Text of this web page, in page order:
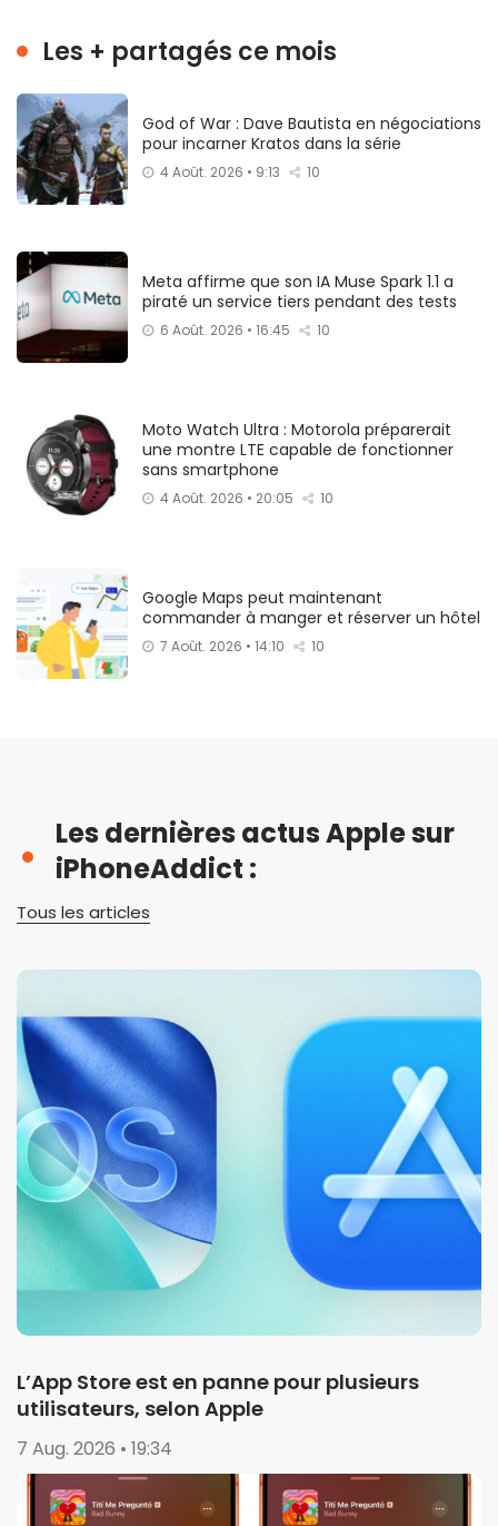
Les + partagés ce mois
God of War : Dave Bautista en négociations
pour incarner Kratos dans la série
4 Août. 2026 • 9:13 10
Meta affirme que son IA Muse Spark 1.1 a
piraté un service tiers pendant des tests
6 Août. 2026 • 16:45 10
Moto Watch Ultra : Motorola préparerait
une montre LTE capable de fonctionner
sans smartphone
4 Août. 2026 • 20:05 10
Google Maps peut maintenant
commander à manger et réserver un hôtel
7 Août. 2026 • 14:10 10
Les dernières actus Apple sur
iPhoneAddict :
Tous les articles
L’App Store est en panne pour plusieurs
utilisateurs, selon Apple
7 Aug. 2026 • 19:34